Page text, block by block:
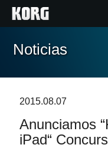
Inicio
Características
Noticias
2015.08.07
Anunciamos
iPad“